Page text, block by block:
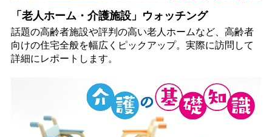
「老人ホーム・介護施設」ウォッチング
話題の高齢者施設や評判の高い老人ホームなど、高齢者
向けの住宅全般を幅広くピックアップ。実際に訪問して
詳細にレポートします。